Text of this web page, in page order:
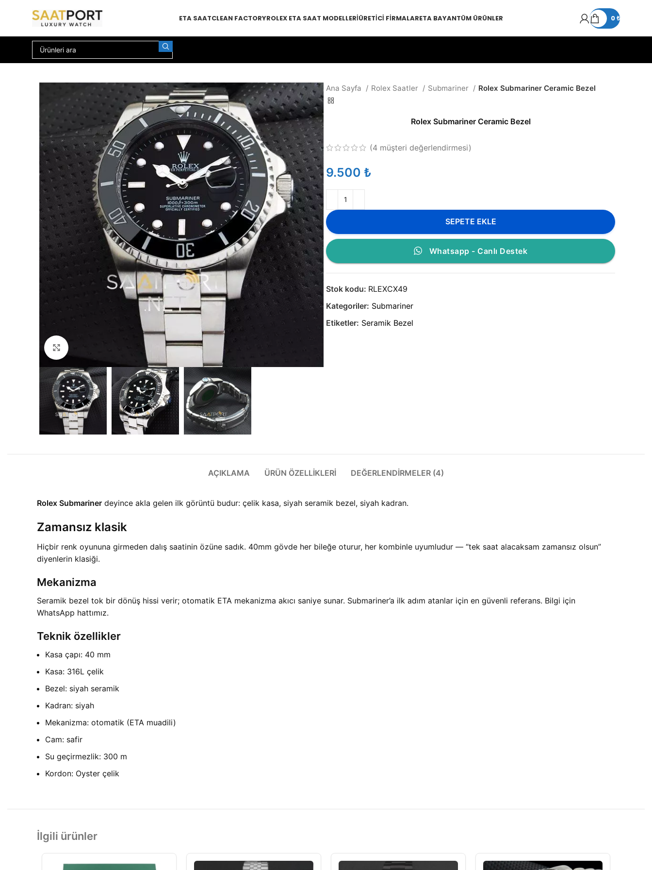
ETA SAATCLEAN FACTORYROLEX ETA SAAT MODELLERIÜRETICI FIRMALARETA BAYANTÜM ÜRÜNLER 0₺
Ana Sayfa Rolex Saatler Submariner Rolex Submariner Ceramic Bezel
Rolex Submariner Ceramic Bezel
(4 müşteri değerlendirmesi)
₺
SEPETE EKLE
Whatsapp - Canlı Destek
Stok kodu: RLEXCX49
Kategoriler: Submariner
Etiketler: Seramik Bezel
AÇIKLAMA ÜRÜN ÖZELLIKLERI DEĞERLENDIRMELER (4)
Rolex Submariner deyince akla gelen ilk görüntü budur: çelik kasa, siyah seramik bezel, siyah kadran.
Zamansız klasik
Hiçbir renk oyununa girmeden dalış saatinin özüne sadık. 40mm gövde her bileğe oturur, her kombinle uyumludur — “tek saat alacaksam zamansız olsun”
diyenlerin klasiği.
Mekanizma
Seramik bezel tok bir dönüş hissi verir; otomatik ETA mekanizma akıcı saniye sunar. Submariner’a ilk adım atanlar için en güvenli referans. Bilgi için
WhatsApp hattımız.
Teknik özellikler
Kasa çapı: 40 mm
Kasa: 316L çelik
Bezel: siyah seramik
Kadran: siyah
Mekanizma: otomatik (ETA muadili)
Cam: safir
Su geçirmezlik: 300 m
Kordon: Oyster çelik
İlgili ürünler